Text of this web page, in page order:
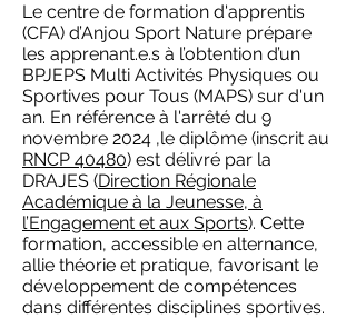
Le centre de formation d'apprentis
(CFA) d’Anjou Sport Nature prépare
les apprenant.e.s à l’obtention d’un
BPJEPS Multi Activités Physiques ou
Sportives pour Tous (MAPS) sur d'un
an. En référence à l'arrêté du 9
novembre 2024 ,le diplôme (inscrit au
RNCP 40480) est délivré par la
DRAJES (Direction Régionale
Académique à la Jeunesse, à
l’Engagement et aux Sports). Cette
formation, accessible en alternance,
allie théorie et pratique, favorisant le
développement de compétences
dans différentes disciplines sportives.